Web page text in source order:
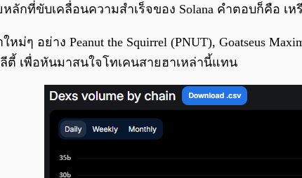
ลักที่ขับเคลื่อนความสำเร็จของ Solana คำตอบก็คือ เ
ม่ๆ อย่าง Peanut the Squirrel (PNUT), Goatseus
ตี้ เพื่อหันมาสนใจโทเคนสายฮาเหล่านี้แทน